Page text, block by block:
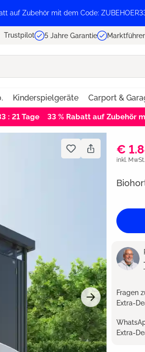
auf Zubehör mit dem Code:
Trustpilot 5 Jahre Garantie
Kinderspielgeräte Carport &
: 21Tage 33 % Rabatt auf Zubehör
€
inkl. MwSt.
Fragen
Extra-
Extra-